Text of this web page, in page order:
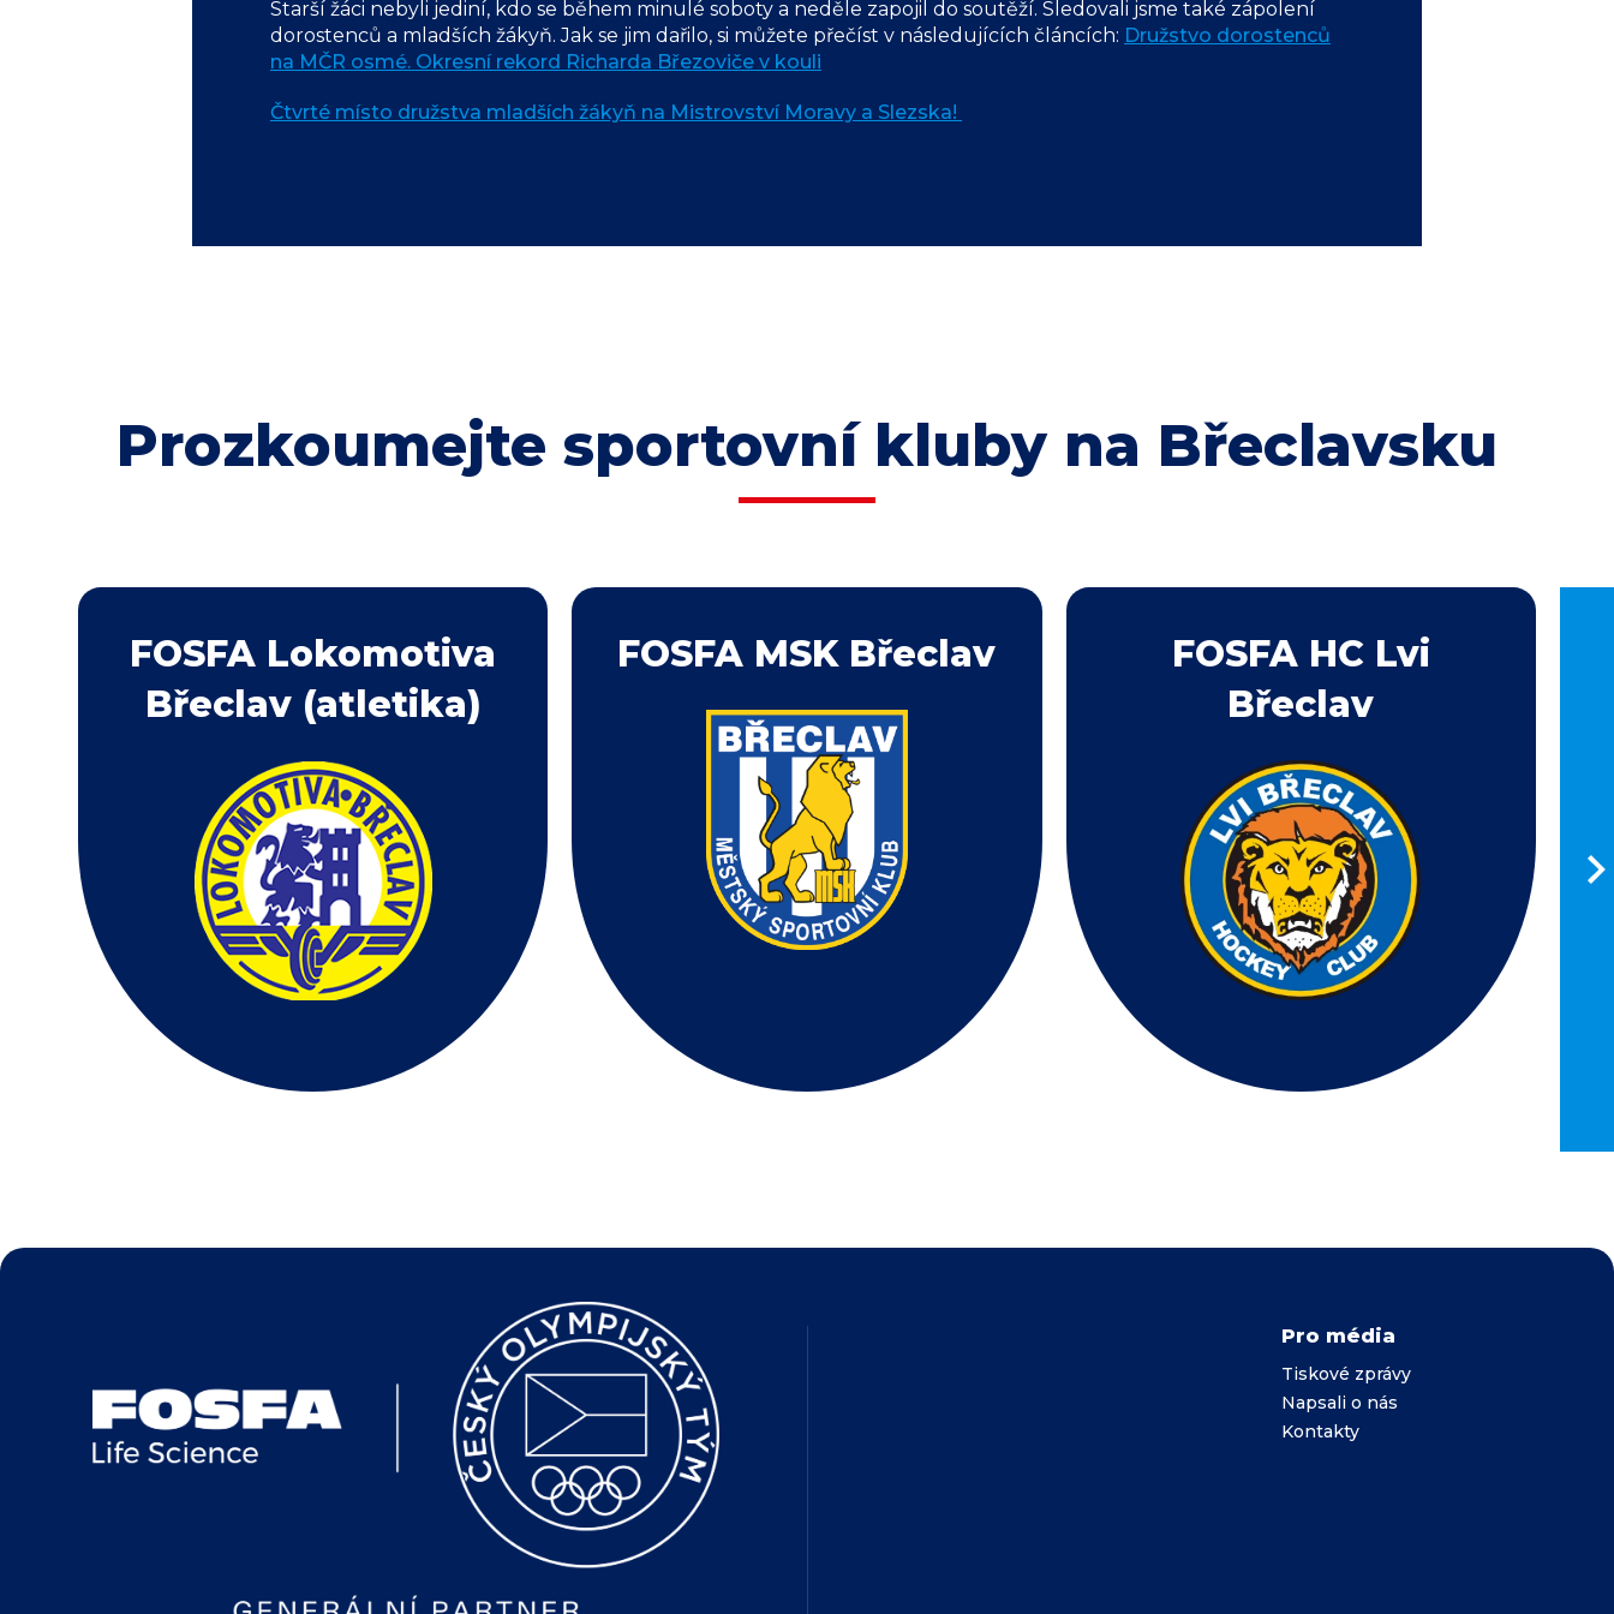
Starší žáci nebyli jediní, kdo se během minulé soboty a neděle zapojil do soutěží. Sledovali jsme také zápolení
dorostenců a mladších žákyň. Jak se jim dařilo, si můžete přečíst v následujících článcích: Družstvo dorostenců
na MČR osmé. Okresní rekord Richarda Březoviče v kouli
Čtvrté místo družstva mladších žákyň na Mistrovství Moravy a Slezska!
Prozkoumejte sportovní kluby na Břeclavsku
FOSFA Lokomotiva
Břeclav (atletika)
FOSFA MSK Břeclav
FOSFA HC Lvi
Břeclav
Pro média
Tiskové zprávy
Napsali o nás
Kontakty